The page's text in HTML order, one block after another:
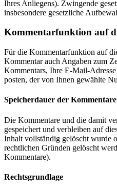
Ihres Anliegens). Zwingende
insbesondere gesetzliche
Kommentar­funktion auf
Für die Kommentarfunktion auf
Kommentar auch Angaben zum
Kommentars, Ihre E-Mail-
posten, der von Ihnen gewählte
Speicherdauer der Kommentare
Die Kommentare und die damit
gespeichert und verbleiben auf
Inhalt vollständig gelöscht wurde
rechtlichen Gründen gelöscht
Kommentare).
Rechtsgrundlage